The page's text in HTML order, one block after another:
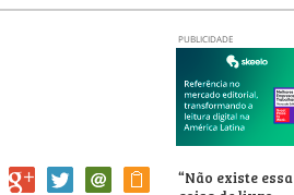
PUBLICIDADE
“Não existe essa